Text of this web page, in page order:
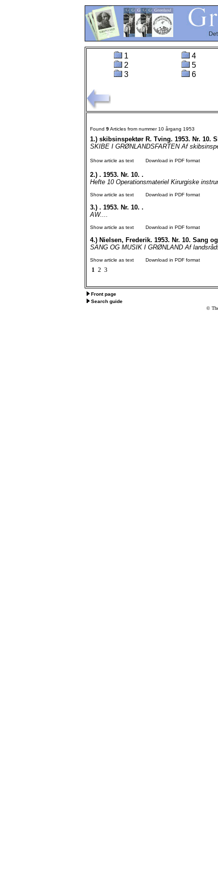
1
2
3
4
5
6
Found 9Articles from nummer 10 årgang 1953
1.) skibsinspektør R. Tving. 1953. Nr. 10.
SKIBE I GRØNLANDSFARTEN Af
Show article as text Download in PDF format
2.) . 1953. Nr. 10. .
Hefte 10 Operationsmateriel Kirurgiske
Show article as text Download in PDF format
3.) . 1953. Nr. 10. .
AW....
Show article as text Download in PDF format
4.) Nielsen, Frederik. 1953. Nr. 10. Sang
SANG OG MUSIK I GRØNLAND Af
Show article as text Download in PDF format
1 2 3
Front page
Search guide
©